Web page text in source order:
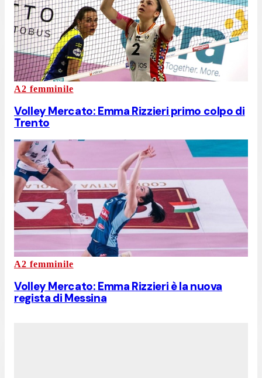
A2 femminile
Volley Mercato: Emma Rizzieri primo colpo di
Trento
A2 femminile
Volley Mercato: Emma Rizzieri è la nuova
regista di Messina